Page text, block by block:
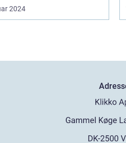
2024